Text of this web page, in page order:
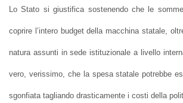
Lo Stato si giustifica sostenendo che le
coprire l’intero budget della macchina statale,
natura assunti in sede istituzionale a livello
vero, verissimo, che la spesa statale potrebbe
sgonfiata tagliando drasticamente i costi della